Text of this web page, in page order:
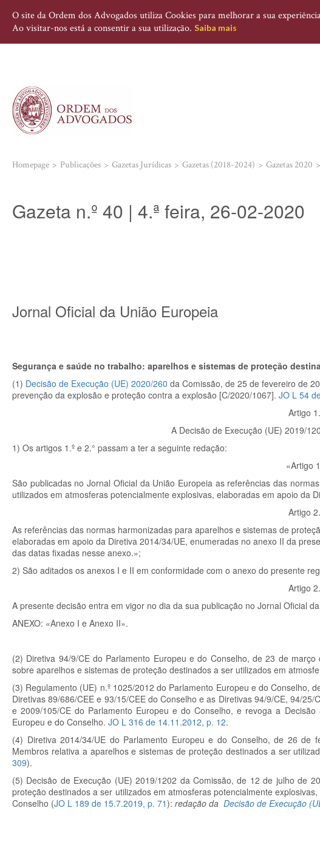
O site da Ordem dos Advogados utiliza Cookies para melhorar a sua
Ao visitar-nos está a consentir a sua utilização. Saiba mais
Homepage Publicações Gazetas Jurídicas Gazetas (2018-2024) Gazetas 2020
Gazeta n.º 40 | 4.ª feira, 26-02-2020
Jornal Oficial da União Europeia
Segurança e saúde no trabalho: aparelhos e sistemas de proteção
(1) Decisão de Execução (UE) 2020/260 da Comissão, de 25 de fevereiro de
prevenção da explosão e proteção contra a explosão [C/2020/1067]. JO L 54
Artigo
A Decisão de Execução (UE) 2019/
1) Os artigos 1.º e 2.° passam a ter a seguinte redação:
«Artigo
São publicadas no Jornal Oficial da União Europeia as referências das
utilizados em atmosferas potencialmente explosivas, elaboradas em apoio da
Artigo
As referências das normas harmonizadas para aparelhos e sistemas de
elaboradas em apoio da Diretiva 2014/34/UE, enumeradas no anexo II da
das datas fixadas nesse anexo.»;
2) São aditados os anexos I e II em conformidade com o anexo do presente
Artigo
A presente decisão entra em vigor no dia da sua publicação no Jornal Oficial
ANEXO: «Anexo I e Anexo II».
(2) Diretiva 94/9/CE do Parlamento Europeu e do Conselho, de 23 de
sobre aparelhos e sistemas de proteção destinados a ser utilizados em
(3) Regulamento (UE) n.º1025/2012 do Parlamento Europeu e do Conselho,
Diretivas 89/686/CEE e 93/15/CEE do Conselho e as Diretivas 94/9/CE, 94/
e 2009/105/CE do Parlamento Europeu e do Conselho, e revoga a
Europeu e do Conselho. JO L 316 de 14.11.2012, p. 12.
(4) Diretiva 2014/34/UE do Parlamento Europeu e do Conselho, de 26 de
Membros relativa a aparelhos e sistemas de proteção destinados a ser
309).
(5) Decisão de Execução (UE) 2019/1202 da Comissão, de 12 de julho de
proteção destinados a ser utilizados em atmosferas potencialmente
Conselho (JO L 189 de 15.7.2019, p. 71): redação da Decisão de Execução